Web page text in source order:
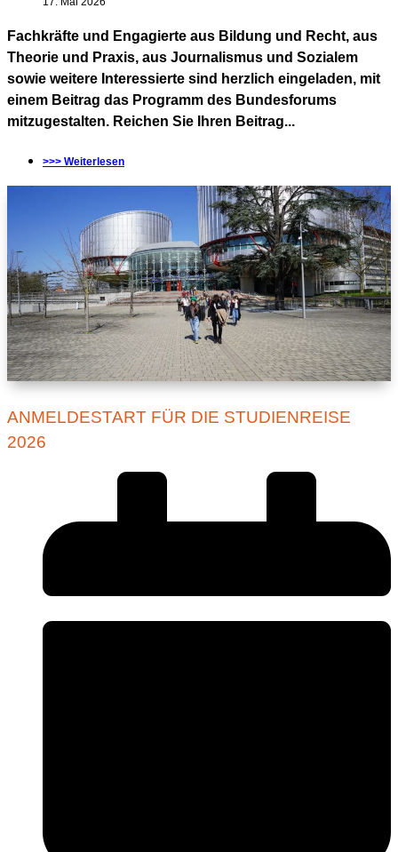
Fachkräfte und Engagierte aus Bildung und Recht, aus
Theorie und Praxis, aus Journalismus und Sozialem
sowie weitere Interessierte sind herzlich eingeladen, mit
einem Beitrag das Programm des Bundesforums
mitzugestalten. Reichen Sie Ihren Beitrag...
>>> Weiterlesen
ANMELDESTART FÜR DIE STUDIENREISE
2026